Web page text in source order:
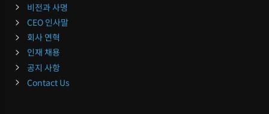
비전과 사명
CEO 인사말
회사 연혁
인재 채용
공지 사항
Contact Us